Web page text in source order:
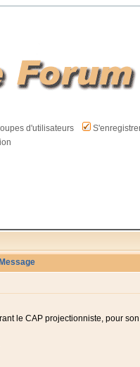
d'utilisateurs
Message
le CAP projectionniste, pour